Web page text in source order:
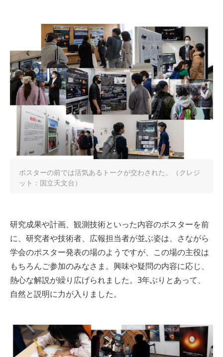
ポスターの前では活気あるトークが交わされた。（クレジ
ット：国立天文台）
研究成果や計画、観測技術といった内容のポスターを前
に、研究者や技術者、広報担当者が並ぶ姿は、さながら
学会のポスター発表の場のようですが、この場の主役は
もちろんご参加のみなさま。興味や疑問の内容に応じ、
熱心な解説が繰り広げられました。3年ぶりとあって、
自然と説明に力が入りました。